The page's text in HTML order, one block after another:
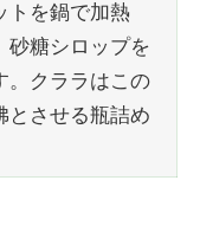
トを鍋で加熱
砂糖シロップを
。クララはこの
とさせる瓶詰め